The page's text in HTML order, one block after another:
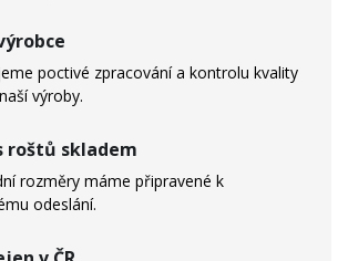
poctivé zpracování a kontrolu kvality
výroby.
roštů skladem
rozměry máme připravené k
odeslání.